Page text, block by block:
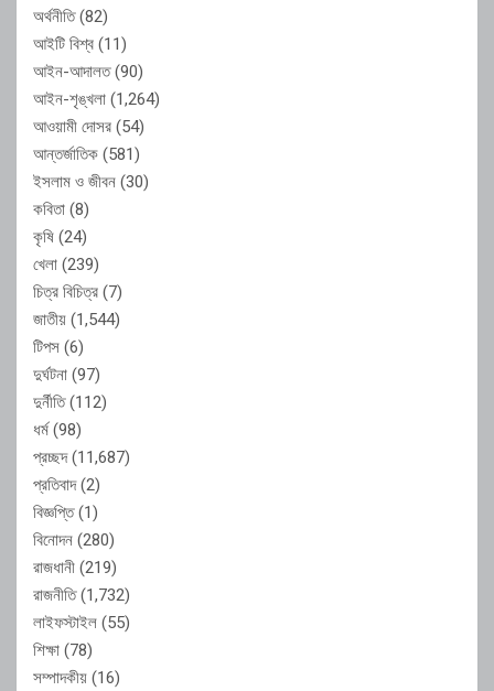
অর্থনীতি(82)
আইটি বিশ্ব (11)
আইন-আদালত(90)
আইন-শৃঙ্খলা (1,264)
আওয়ামী দোসর (54)
আন্তর্জাতিক (581)
ইসলাম ও জীবন (30)
কবিতা (8)
কৃষি (24)
খেলা (239)
চিত্র বিচিত্র (7)
জাতীয় (1,544)
টিপস (6)
দুর্ঘটনা (97)
দুর্নীতি(112)
ধর্ম(98)
প্রচ্ছদ(11,687)
প্রতিবাদ(2)
বিজ্ঞপ্তি(1)
বিনোদন (280)
রাজধানী (219)
রাজনীতি(1,732)
লাইফস্টাইল (55)
শিক্ষা (78)
সম্পাদকীয় (16)